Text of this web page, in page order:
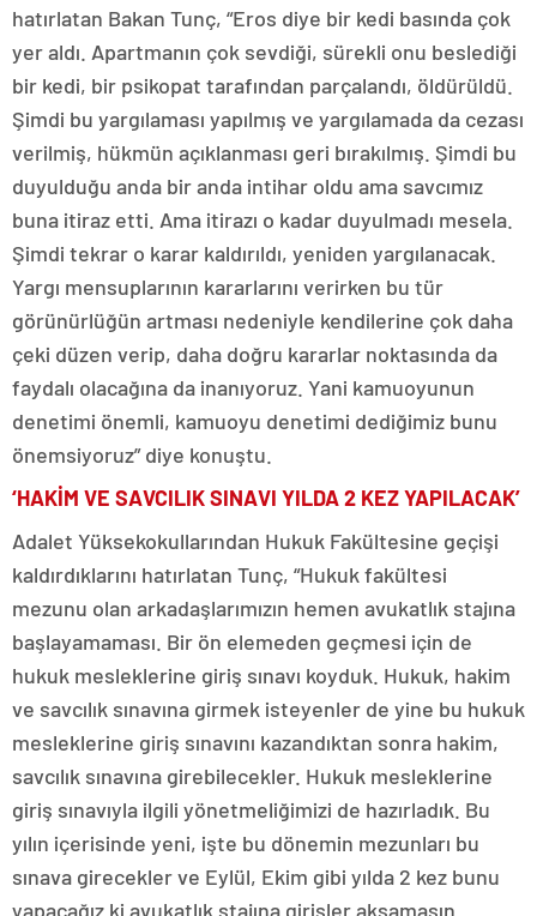
hatırlatan Bakan Tunç, “Eros diye bir kedi basında çok
yer aldı. Apartmanın çok sevdiği, sürekli onu beslediği
bir kedi, bir psikopat tarafından parçalandı, öldürüldü.
Şimdi bu yargılaması yapılmış ve yargılamada da cezası
verilmiş, hükmün açıklanması geri bırakılmış. Şimdi bu
duyulduğu anda bir anda intihar oldu ama savcımız
buna itiraz etti. Ama itirazı o kadar duyulmadı mesela.
Şimdi tekrar o karar kaldırıldı, yeniden yargılanacak.
Yargı mensuplarının kararlarını verirken bu tür
görünürlüğün artması nedeniyle kendilerine çok daha
çeki düzen verip, daha doğru kararlar noktasında da
faydalı olacağına da inanıyoruz. Yani kamuoyunun
denetimi önemli, kamuoyu denetimi dediğimiz bunu
önemsiyoruz” diye konuştu.
‘HAKİM VE SAVCILIK SINAVI YILDA 2 KEZ YAPILACAK’
Adalet Yüksekokullarından Hukuk Fakültesine geçişi
kaldırdıklarını hatırlatan Tunç, “Hukuk fakültesi
mezunu olan arkadaşlarımızın hemen avukatlık stajına
başlayamaması. Bir ön elemeden geçmesi için de
hukuk mesleklerine giriş sınavı koyduk. Hukuk, hakim
ve savcılık sınavına girmek isteyenler de yine bu hukuk
mesleklerine giriş sınavını kazandıktan sonra hakim,
savcılık sınavına girebilecekler. Hukuk mesleklerine
giriş sınavıyla ilgili yönetmeliğimizi de hazırladık. Bu
yılın içerisinde yeni, işte bu dönemin mezunları bu
sınava girecekler ve Eylül, Ekim gibi yılda 2 kez bunu
yapacağız ki avukatlık stajına girişler aksamasın.